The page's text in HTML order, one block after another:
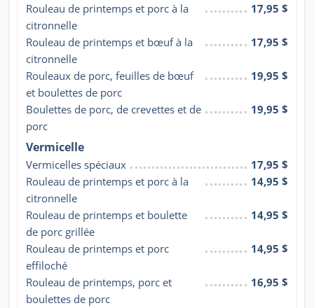
Rouleau de printemps et porc à la
citronnelle
17,95 $
Rouleau de printemps et bœuf à la
citronnelle
17,95 $
Rouleaux de porc, feuilles de bœuf
et boulettes de porc
19,95 $
Boulettes de porc, de crevettes et de
porc
19,95 $
Vermicelle
Vermicelles spéciaux
17,95 $
Rouleau de printemps et porc à la
citronnelle
14,95 $
Rouleau de printemps et boulette
de porc grillée
14,95 $
Rouleau de printemps et porc
effiloché
14,95 $
Rouleau de printemps, porc et
boulettes de porc
16,95 $